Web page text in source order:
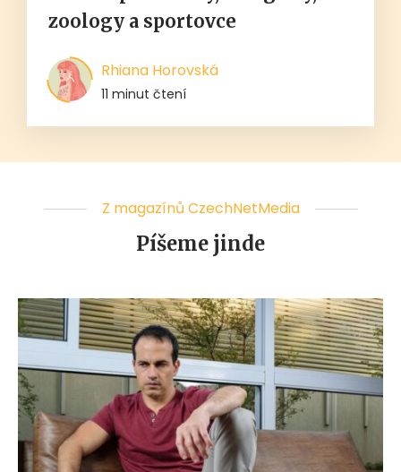
zoology a sportovce
Rhiana Horovská
11 minut čtení
Z magazínů CzechNetMedia
Píšeme jinde